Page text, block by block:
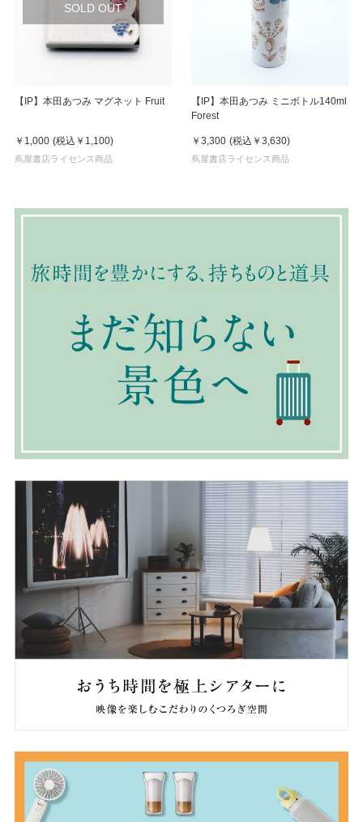
SOLD OUT
【IP】本田あつみ マグネット Fruit
￥1,000 (税込 ￥1,100)
蔦屋書店ライセンス商品
【IP】本田あつみ ミニボトル140ml
Forest
￥3,300 (税込 ￥3,630)
蔦屋書店ライセンス商品